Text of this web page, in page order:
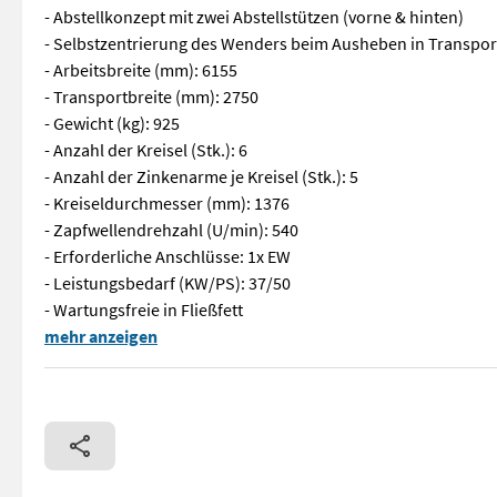
- Abstellkonzept mit zwei Abstellstützen (vorne & hinten)
- Selbstzentrierung des Wenders beim Ausheben in
- Arbeitsbreite (mm): 6155
- Transportbreite (mm): 2750
- Gewicht (kg): 925
- Anzahl der Kreisel (Stk.): 6
- Anzahl der Zinkenarme je Kreisel (Stk.): 5
- Kreiseldurchmesser (mm): 1376
- Zapfwellendrehzahl (U/min): 540
- Erforderliche Anschlüsse: 1x EW
- Leistungsbedarf (KW/PS): 37/50
- Wartungsfreie in Fließfett
Sofort Verfügbar! // A300 // Krone Vendro 620. Ausstattung
mehr anzeigen